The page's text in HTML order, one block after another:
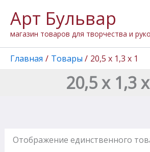
содержимому
Арт Бульвар
магазин товаров для творчества и
Главная Товары 20,5 х 1,3 х 1
20,5 х 1,3
Отображение единственного